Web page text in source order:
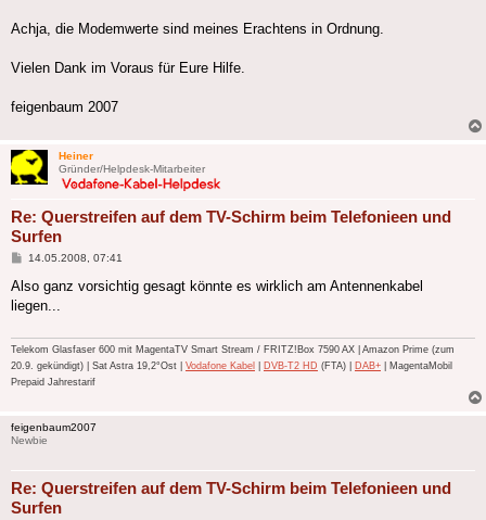
Achja, die Modemwerte sind meines Erachtens in Ordnung.
Vielen Dank im Voraus für Eure Hilfe.
feigenbaum 2007
Heiner
Gründer/Helpdesk-Mitarbeiter
Re: Querstreifen auf dem TV-Schirm beim Telefonieen und
Surfen
Beitrag
14.05.2008, 07:41
Also ganz vorsichtig gesagt könnte es wirklich am Antennenkabel
liegen...
Telekom Glasfaser 600 mit MagentaTV Smart Stream / FRITZ!Box 7590 AX | Amazon Prime (zum
20.9. gekündigt) | Sat Astra 19,2°Ost | Vodafone Kabel DVB-T2 HD (FTA) | DAB+ | MagentaMobil
Prepaid Jahrestarif
feigenbaum2007
Newbie
Re: Querstreifen auf dem TV-Schirm beim Telefonieen und
Surfen